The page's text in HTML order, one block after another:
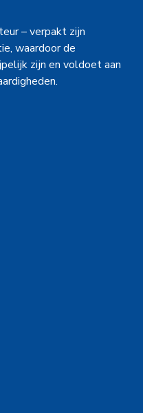
– verpakt zijn
waardoor de
zijn en voldoet aan